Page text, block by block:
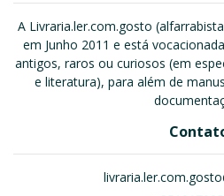
A Livraria.ler.com.gosto
em Junho 2011 e está
antigos, raros ou curiosos (em
e literatura), para além de